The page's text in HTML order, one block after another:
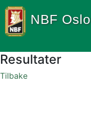
NBF Oslo
Resultater
Tilbake